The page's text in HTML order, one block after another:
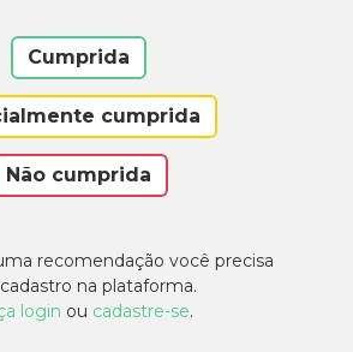
Cumprida
cumprida
Não cumprida
recomendação você precisa
na plataforma.
login ou cadastre-se.